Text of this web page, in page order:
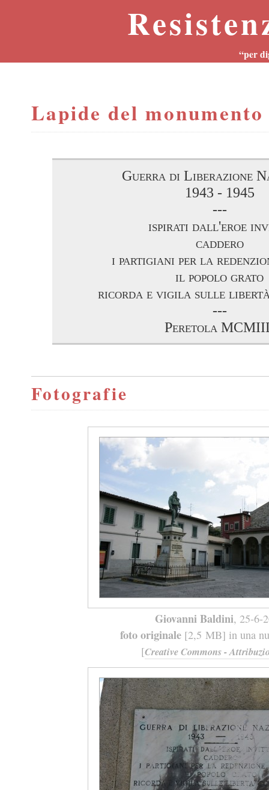
“per
Lapide del
Guerra di Liberazione
1943 - 1945
---
ispirati dall'eroe
caddero
i partigiani per la
il popolo grato
ricorda e vigila sulle
---
Peretola
Fotografie
Giovanni Baldini, 25-6-
foto originale[2,5 MB] in una
[Creative Commons -